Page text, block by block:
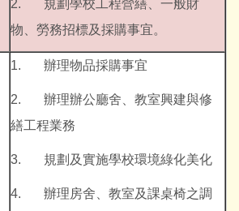
2. 規劃學校工程營繕、一般財
物、勞務招標及採購事宜。
1. 辦理物品採購事宜
2. 辦理辦公廳舍、教室興建與修
繕工程業務
3. 規劃及實施學校環境綠化美化
4. 辦理房舍、教室及課桌椅之調